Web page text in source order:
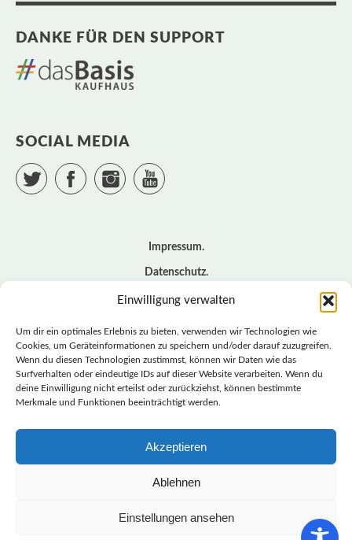
Einwilligung verwalten
Um dir ein optimales Erlebnis zu bieten, verwenden wir Technologien wie
Cookies, um Geräteinformationen zu speichern und/oder darauf zuzugreifen.
Wenn du diesen Technologien zustimmst, können wir Daten wie das
Surfverhalten oder eindeutige IDs auf dieser Website verarbeiten. Wenn du
deine Einwilligung nicht erteilst oder zurückziehst, können bestimmte
Merkmale und Funktionen beeinträchtigt werden.
Akzeptieren
Ablehnen
Einstellungen ansehen
DANKE FÜR DEN SUPPORT
SOCIAL MEDIA
Twitter Facebook Instagram
Impressum
Datenschutz
Cookie – Richtlinie (EU)
© BASISDEMOKRATISCHE PARTEI DEUTSCHLAND *
LANDESVERBAND SACHSEN
LANDESVERBAND
SACHSEN | DIEBASIS
BASISDEMOKRATISCHE PARTEI DEUTSCHLAND –